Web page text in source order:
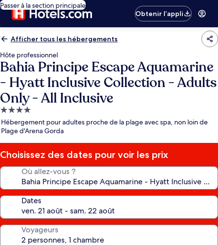
Passer à la section principale
Obtenir l’appli
Afficher tous les hébergements
Hôte professionnel
Bahia Principe Escape Aquamarine
- Hyatt Inclusive Collection - Adults
Only - All Inclusive
Hébergement
4.0 étoiles
Hébergement pour adultes proche de la plage avec spa, non loin de
Plage d'Arena Gorda
Choisissez des dates pour voir les prix
Où allez-vous ?
Dates
Voyageurs